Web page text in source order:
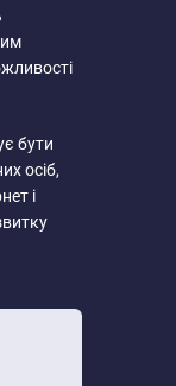
бути
осіб,
і